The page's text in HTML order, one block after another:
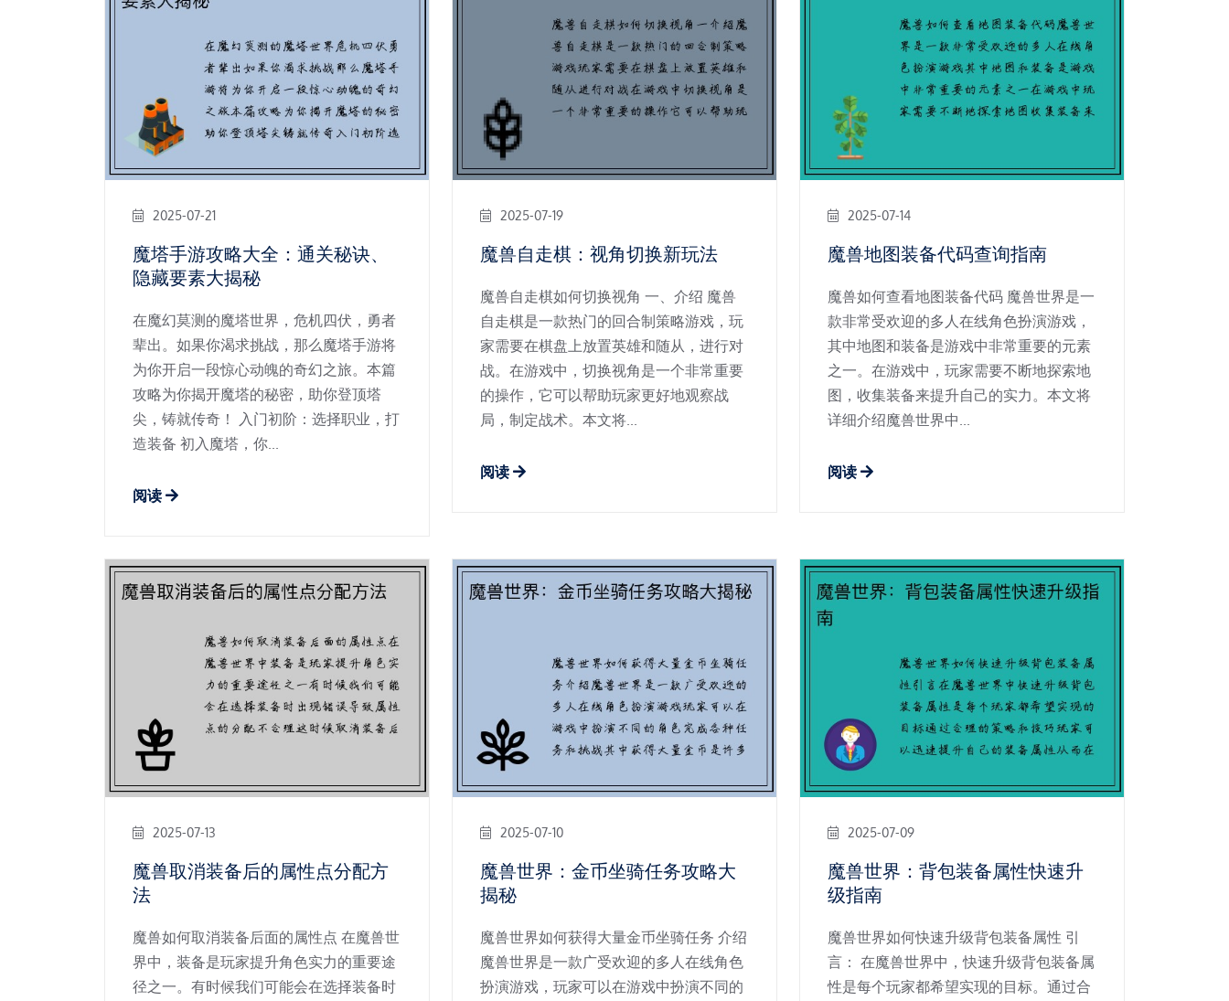
2025-07-21
魔塔手游攻略大全：通关秘诀、
隐藏要素大揭秘
在魔幻莫测的魔塔世界，危机四伏，勇者
辈出。如果你渴求挑战，那么魔塔手游将
为你开启一段惊心动魄的奇幻之旅。本篇
攻略为你揭开魔塔的秘密，助你登顶塔
尖，铸就传奇！ 入门初阶：选择职业，打
造装备 初入魔塔，你...
阅读
2025-07-19
魔兽自走棋：视角切换新玩法
魔兽自走棋如何切换视角 一、介绍 魔兽
自走棋是一款热门的回合制策略游戏，玩
家需要在棋盘上放置英雄和随从，进行对
战。在游戏中，切换视角是一个非常重要
的操作，它可以帮助玩家更好地观察战
局，制定战术。本文将...
阅读
2025-07-14
魔兽地图装备代码查询指南
魔兽如何查看地图装备代码 魔兽世界是一
款非常受欢迎的多人在线角色扮演游戏，
其中地图和装备是游戏中非常重要的元素
之一。在游戏中，玩家需要不断地探索地
图，收集装备来提升自己的实力。本文将
详细介绍魔兽世界中...
阅读
2025-07-13
魔兽取消装备后的属性点分配方
法
魔兽如何取消装备后面的属性点 在魔兽世
界中，装备是玩家提升角色实力的重要途
径之一。有时候我们可能会在选择装备时
2025-07-10
魔兽世界：金币坐骑任务攻略大
揭秘
魔兽世界如何获得大量金币坐骑任务 介绍
魔兽世界是一款广受欢迎的多人在线角色
扮演游戏，玩家可以在游戏中扮演不同的
2025-07-09
魔兽世界：背包装备属性快速升
级指南
魔兽世界如何快速升级背包装备属性 引
言： 在魔兽世界中，快速升级背包装备属
性是每个玩家都希望实现的目标。通过合